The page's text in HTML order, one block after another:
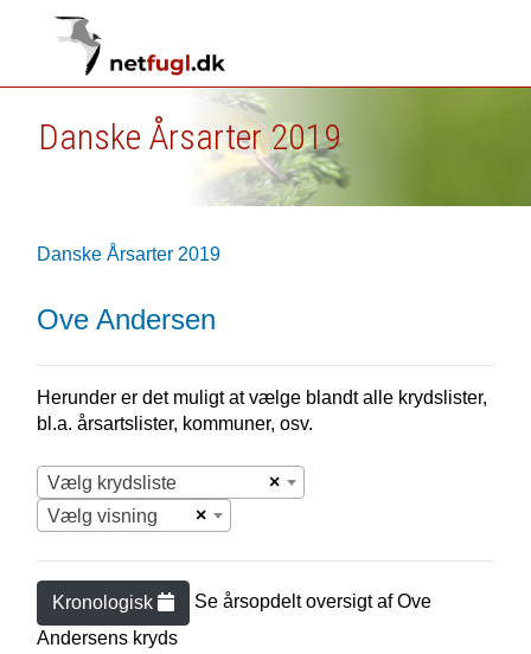
Danske Årsarter 2019
Danske Årsarter 2019
Ove Andersen
Herunder er det muligt at vælge blandt alle krydslister,
bl.a. årsartslister, kommuner, osv.
×
Vælg krydsliste
×
Vælg visning
Kronologisk Se årsopdelt oversigt afOve
Andersens kryds